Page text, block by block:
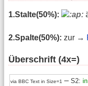
1.Stalte(50%):
2.Spalte(50%): zur →
Überschrift (4x=)
via BBC Text in Size=1 –S2: